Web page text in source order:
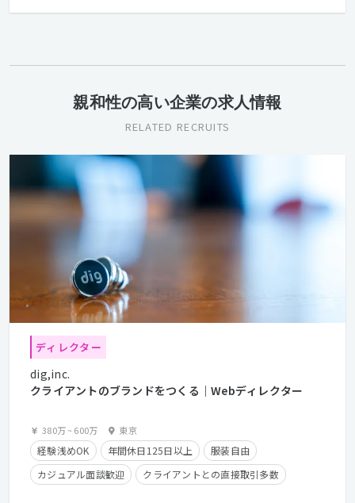
学歴不問
経験者優遇
親和性の高い企業の求人情報
RELATED RECRUITS
ディレクター
dig,inc.
クライアントのブランドをつくる｜Webディレクター
380万~600万 東京
経験浅めOK 年間休日125日以上
服装自由
カジュアル面談歓迎
クライアントとの直接取引多数